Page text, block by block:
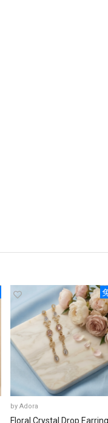
byAdora
Floral Crystal Drop